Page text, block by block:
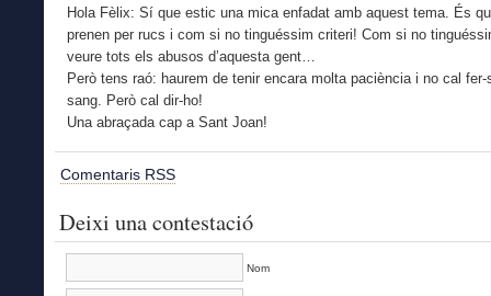
Hola Fèlix: Sí que estic una mica enfadat amb aquest tema. És
prenen per rucs i com si no tinguéssim criteri! Com si no
veure tots els abusos d’aquesta gent…
Però tens raó: haurem de tenir encara molta paciència i no cal fer-
sang. Però cal dir-ho!
Una abraçada cap a Sant Joan!
Comentaris RSS
Deixi una contestació
Nom